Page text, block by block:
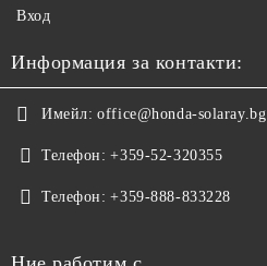
Вход
Информация за контакти:
Имейл: office@honda-solaray.bg
Телефон: +359-52-320355
Телефон: +359-888-833228